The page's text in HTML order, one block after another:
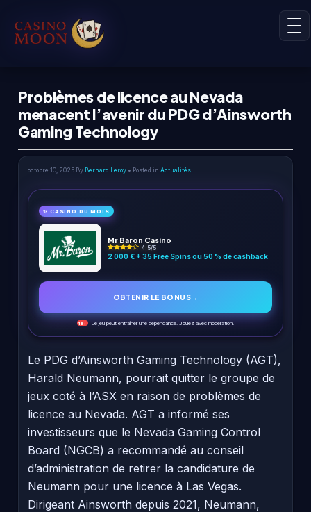
Problèmes de licence au Nevada
menacent l’avenir du PDG d’Ainsworth
Gaming Technology
octobre 10, 2025 By Bernard Leroy • Posted in Actualités
✨ CASINO DU MOIS
Mr Baron Casino
4.5/5
2 000 € + 35 Free Spins ou 50 % de cashback
OBTENIR LE BONUS→
18+ Le jeu peut entraîner une dépendance. Jouez avec modération.
Le PDG d’Ainsworth Gaming Technology (AGT),
Harald Neumann, pourrait quitter le groupe de
jeux coté à l’ASX en raison de problèmes de
licence au Nevada. AGT a informé ses
investisseurs que le Nevada Gaming Control
Board (NGCB) a recommandé au conseil
d’administration de retirer la candidature de
Neumann pour une licence à Las Vegas.
Dirigeant Ainsworth depuis 2021, Neumann,